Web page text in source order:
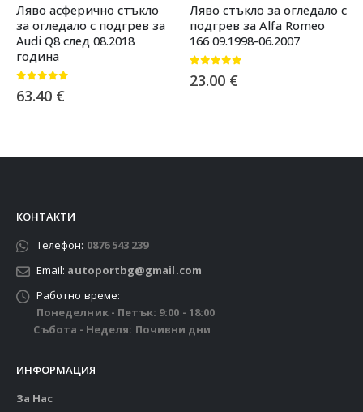
Ляво асферично стъкло
за огледало с подгрев за
Audi Q8 след 08.2018
година
63.40 €
Ляво стъкло за огледало с
подгрев за Alfa Romeo
166 09.1998-06.2007
23.00 €
КОНТАКТИ
Телефон: 0876 543 239
Email: autoportbg@gmail.com
Работно време:
Понеделник - Петък: 9:00 - 18:00
Събота - Неделя: Почивни дни
ИНФОРМАЦИЯ
За Нас